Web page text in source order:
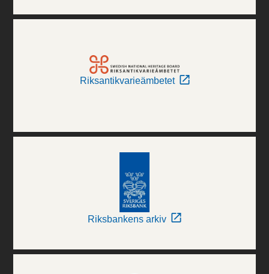
Riksantikvarieämbetet
Riksbankens arkiv